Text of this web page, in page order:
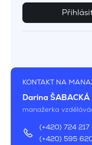
KONTAKT NA
Darina ŠABACKÁ
manažerka
(+420) 724 217
(+420) 595